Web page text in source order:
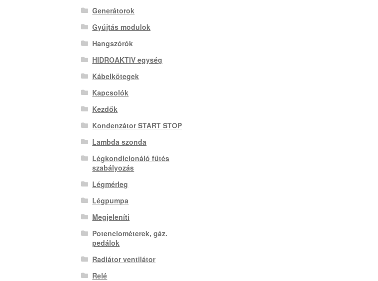
Generátorok
Gyújtás modulok
Hangszórók
HIDROAKTIV egység
Kábelkötegek
Kapcsolók
Kezdők
Kondenzátor START STOP
Lambda szonda
Légkondicionáló fűtés
szabályozás
Légmérleg
Légpumpa
Megjeleníti
Potenciométerek, gáz.
pedálok
Radiátor ventilátor
Relé